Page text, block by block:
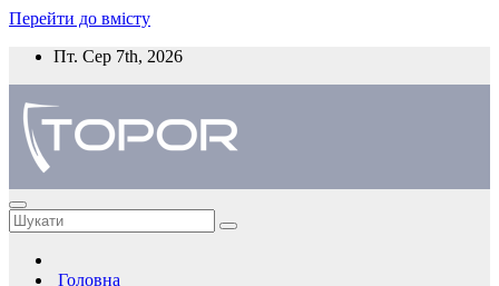
Перейти до вмісту
Пт. Сер 7th, 2026
Головна